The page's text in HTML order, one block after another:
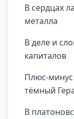
В сердцах
металла
В деле и
капиталов
Плюс-минус
тёмный
В